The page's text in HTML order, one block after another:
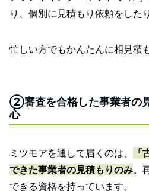
り、個別に見積もり依頼をした
忙しい方でもかんたんに相見積
②審査を合格した事業者の
心
ミツモアを通して届くのは、
できた事業者の見積もりのみ。
できる資格を持っています。